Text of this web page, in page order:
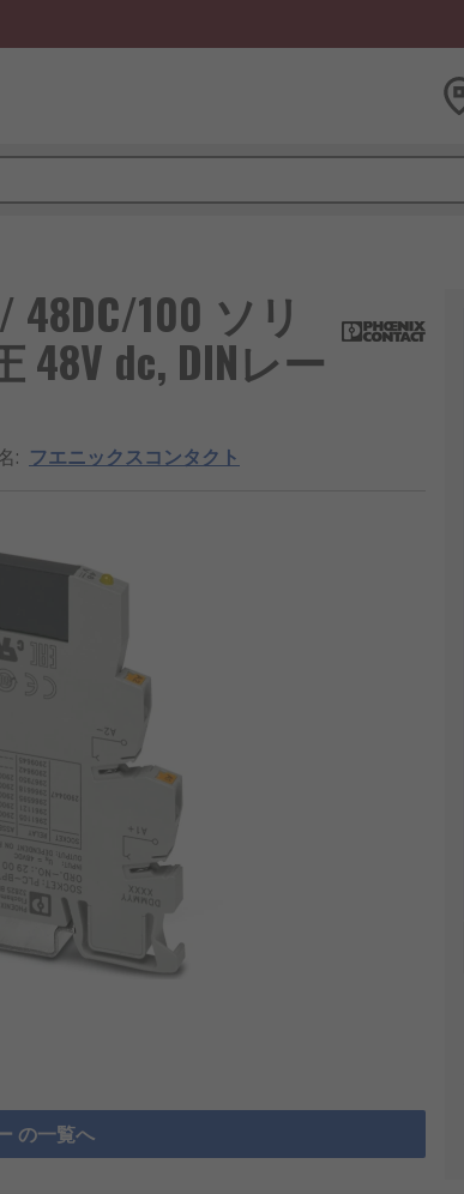
48DC/100 ソリ
dc, DINレー
: フエニックスコンタクト
の一覧へ